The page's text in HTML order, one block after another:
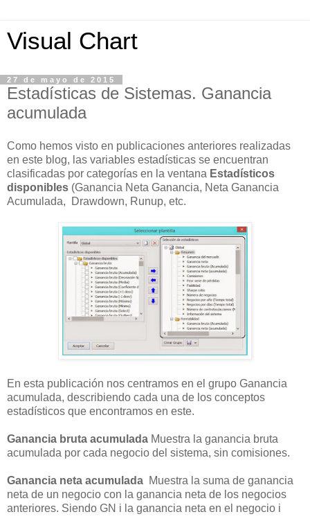
Visual Chart
27 de mayo de 2015
Estadísticas de Sistemas. Ganancia
acumulada
Como hemos visto en pub licaciones anteriores realizadas
en este blog, las variables estadísticas se encuentran
clasificadas por categorías en la ventana Estadísticos
disponibles (Ganancia Neta Ganancia, Neta Ganancia
Acumulada, Drawdown, Runup, etc.
En esta publicación nos centramos en el grupo Ganancia
acumulada, describiendo cada una de los conceptos
estadísticos que encontramos en este.
Ganancia bruta acumulada Muestra la ganancia bruta
acumulada por cada negocio del sistema, sin comisiones.
Ganancia neta acumulada Muestra la suma de ganancia
neta de un negocio con la ganancia neta de los negocios
anteriores. Siendo GN i la ganancia neta en el negocio i